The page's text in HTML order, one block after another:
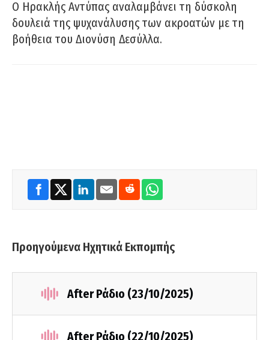
Ο Ηρακλής Αντύπας αναλαμβάνει τη δύσκολη
δουλειά της ψυχανάλυσης των ακροατών με τη
βοήθεια του Διονύση Δεσύλλα.
Προηγούμενα Ηχητικά Εκπομπής
After Ράδιο (23/10/2025)
After Ράδιο (22/10/2025)